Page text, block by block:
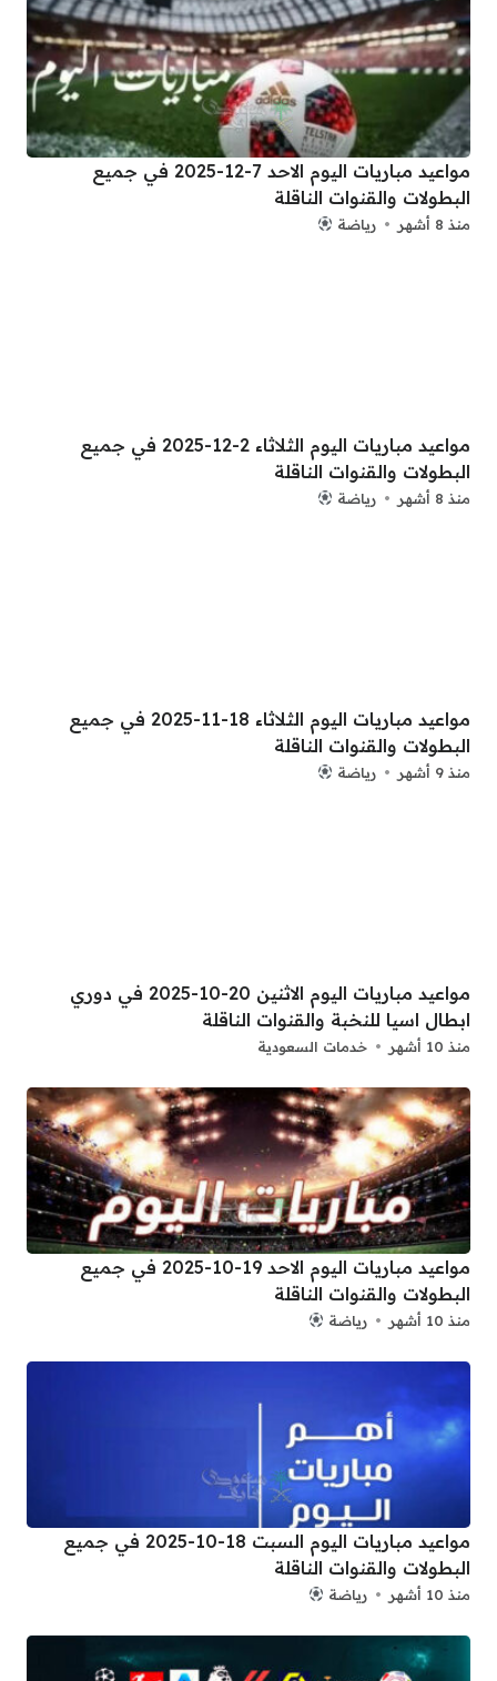
مواعيد مباريات اليوم الاحد 7-12-2025 في جميع
البطولات والقنوات الناقلة
منذ 8 أشهر رياضة
مواعيد مباريات اليوم الثلاثاء 2-12-2025 في جميع
البطولات والقنوات الناقلة
منذ 8 أشهر رياضة
مواعيد مباريات اليوم الثلاثاء 18-11-2025 في جميع
البطولات والقنوات الناقلة
منذ 9 أشهر رياضة
مواعيد مباريات اليوم الاثنين 20-10-2025 في دوري
ابطال اسيا للنخبة والقنوات الناقلة
منذ 10 أشهر خدمات السعودية
مواعيد مباريات اليوم الاحد 19-10-2025 في جميع
البطولات والقنوات الناقلة
منذ 10 أشهر رياضة
مواعيد مباريات اليوم السبت 18-10-2025 في جميع
البطولات والقنوات الناقلة
منذ 10 أشهر رياضة